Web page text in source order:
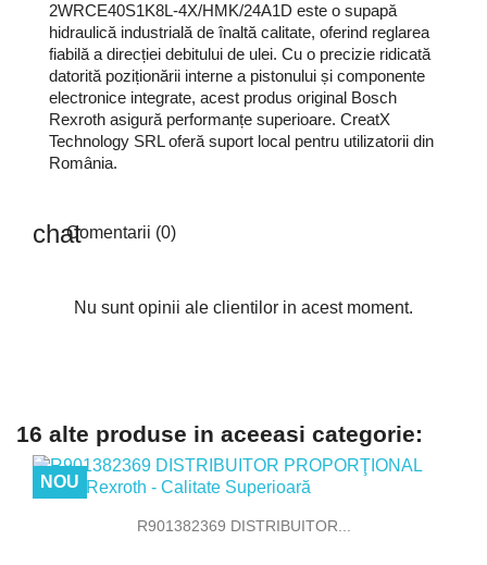
2WRCE40S1K8L-4X/HMK/24A1D este o supapă
hidraulică industrială de înaltă calitate, oferind reglarea
fiabilă a direcției debitului de ulei. Cu o precizie ridicată
datorită poziționării interne a pistonului și componente
electronice integrate, acest produs original Bosch
Rexroth asigură performanțe superioare. CreatX
Technology SRL oferă suport local pentru utilizatorii din
România.
Comentarii (0)
Nu sunt opinii ale clientilor in acest moment.
16 alte produse in aceeasi categorie:
R901382369 DISTRIBUITOR...
NOU